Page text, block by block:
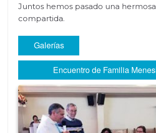
Juntos hemos pasado una
compartida.
Galerías
Encuentro de Familia
(Santiago, 31 de agosto)